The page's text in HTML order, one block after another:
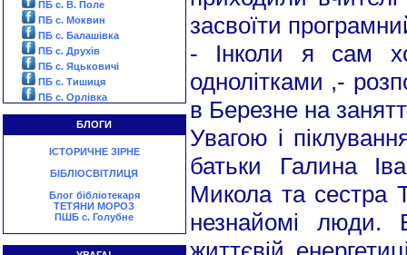
ПБ с. В. Поле
ПБ с. Моквин
ПБ с. Балашівка
ПБ с. Друхів
ПБ с. Яцьковичі
ПБ с. Тишиця
ПБ с. Орлівка
БЛОГИ
ІСТОРИЧНЕ ЗІРНЕ
БІБЛІОСВІТЛИЦЯ
Блог бібліотекаря
ТЕТЯНИ МОРОЗ
ПШБ с. Голубне
засвоїти
- Інколи я сам
однолітками ,-
в Березне на
Увагою і
батьки Галина
Микола та сестра
незнайомі люди.